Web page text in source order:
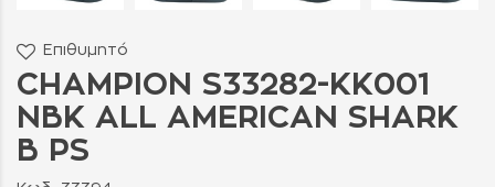
Επιθυμητό
CHAMPION S33282-KK001
NBK ALL AMERICAN SHARK
B PS